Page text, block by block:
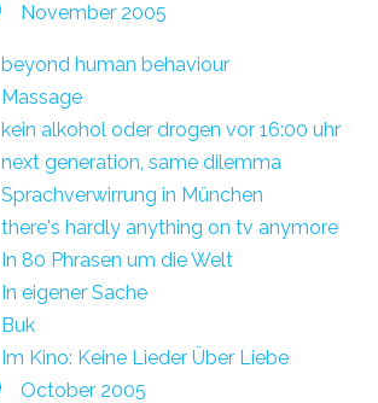
November 2005
beyond human behaviour
Massage
kein alkohol oder drogen vor 16:00 uhr
next generation, same dilemma
Sprachverwirrung in München
there's hardly anything on tv anymore
In 80 Phrasen um die Welt
In eigener Sache
Buk
Im Kino: Keine Lieder Über Liebe
October 2005